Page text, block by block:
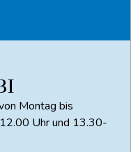
Montag bis
Uhr und 13.30-